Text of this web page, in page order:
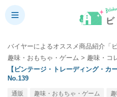
バイヤーによるオススメ商品紹介「ビ
趣味・おもちゃ・ゲーム > 趣味・コ
【ビンテージ・トレーディング・
No.139
通販 趣味・おもちゃ・ゲーム